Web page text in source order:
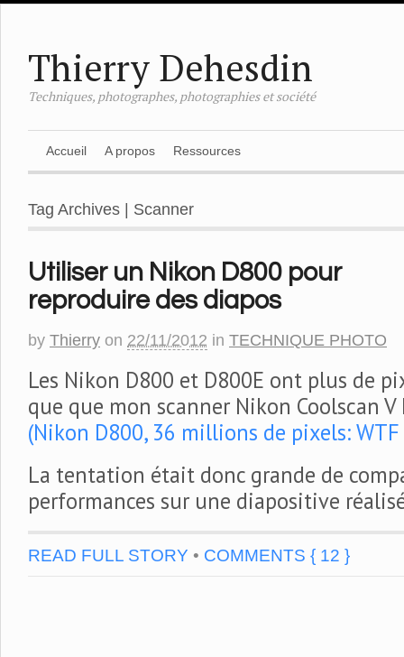
Thierry Dehesdin
Techniques, photographes, photographies et société
Accueil A propos Ressources
Tag Archives | Scanner
Utiliser un Nikon D800 pour
reproduire des diapos
by Thierry on 22/11/2012 in TECHNIQUE PHOTO
Les Nikon D800 et D800E ont plus de
que que mon scanner Nikon Coolscan V
(Nikon D800, 36 millions de pixels: WTF
La tentation était donc grande de
performances sur une diapositive
READ FULL STORY • COMMENTS { 12 }